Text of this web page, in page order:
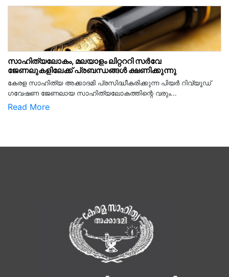
സാഹിത്യലോകം, മലയാളം ലിറ്റററി സർവേ
ജേണലുകളിലേക്ക് പ്രബന്ധങ്ങൾ ക്ഷണിക്കുന്നു
കേരള സാഹിത്യ അക്കാദമി പ്രസിദ്ധീകരിക്കുന്ന പിയര്‍ റിവ്യൂഡ്
ഗവേഷണ ജേണലായ സാഹിത്യലോകത്തിന്റെ വരും...
Read More